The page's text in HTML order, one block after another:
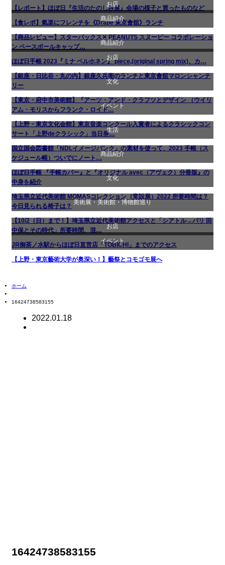
文化
生活
贈り物・プレゼント
お店
商品紹介
文化
【レポート】ほぼ日『生活のたのしみ展』会場の様子と買ったものなど
お店
食べ物
【食レポ】氣楽にフレンチを《Drape 東京會舘》ランチ
商品紹介
【商品レビュー】スターバックス✕ PEANUTS スヌーピー コラボレーショ
ン ベースボールキャップ…
商品紹介
生活
ほぼ日手帳 2023『ミナ ペルホネン』 piece,(original spring mix)、カ…
お店
食べ物
【銀座・日比谷・丸の内】銀座久兵衛のランチと東京會舘マロンシャンテ
リー
文化
美術展・美術館・博物館巡り
【東京・府中市美術館】『アーツ・アンド・クラフツとデザイン （ウイリ
アム・モリスからフランク・ロイド…
イベント
文化
音楽会・コンサート
【上野・東京文化会館】東京音楽コンクール入賞者によるクラシックコン
サート「上野deクラシック」当日券…
生活
国立国会図書館「NDLイメージバンク」の素材を使って、2023 手帳（ス
ケジュール帳）ついでにノート…
商品紹介
生活
ほぼ日手帳 『手帳カバー』と『オリジナル avec（アヴェク）分冊版』の
中身を紹介
文化
美術展・美術館・博物館巡り
埼玉県立近代美術館 MOMASコレクション（常設展）2022 所要時間は？
今日見られる椅子は？
美術展・美術館・博物館巡り
【10/2（日）まで！】埼玉県立近代美術館アクセスと「シアトル→パリ 田
中保とその時代」所要時間、混…
お店
JR御茶ノ水駅からほぼ日直営店「TOBICHI」までのアクセス
イベント
【上野・東京藝術大学が奥深い！】藝祭とコモゴモ展へ
ホーム
16424738583155
2022.01.18
16424738583155